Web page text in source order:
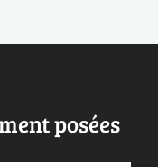
posées